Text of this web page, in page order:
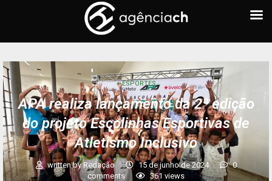
+ ESPORTES
APA realiza lançamento da 2ª edição
do projeto Escolinhas Esportivas de
Atletismo Inclusivo
written byRedação 15 de junho de 2024
0
comments
361 views